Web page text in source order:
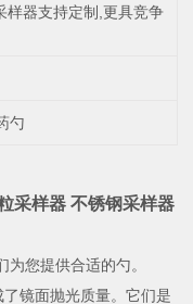
样器支持定制,更具竞争
勺
采样器 不锈钢采样器
您提供合适的勺。
镜面抛光质量。它们是